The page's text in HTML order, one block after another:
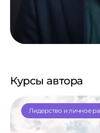
Курсы автора
Лидерство и личное